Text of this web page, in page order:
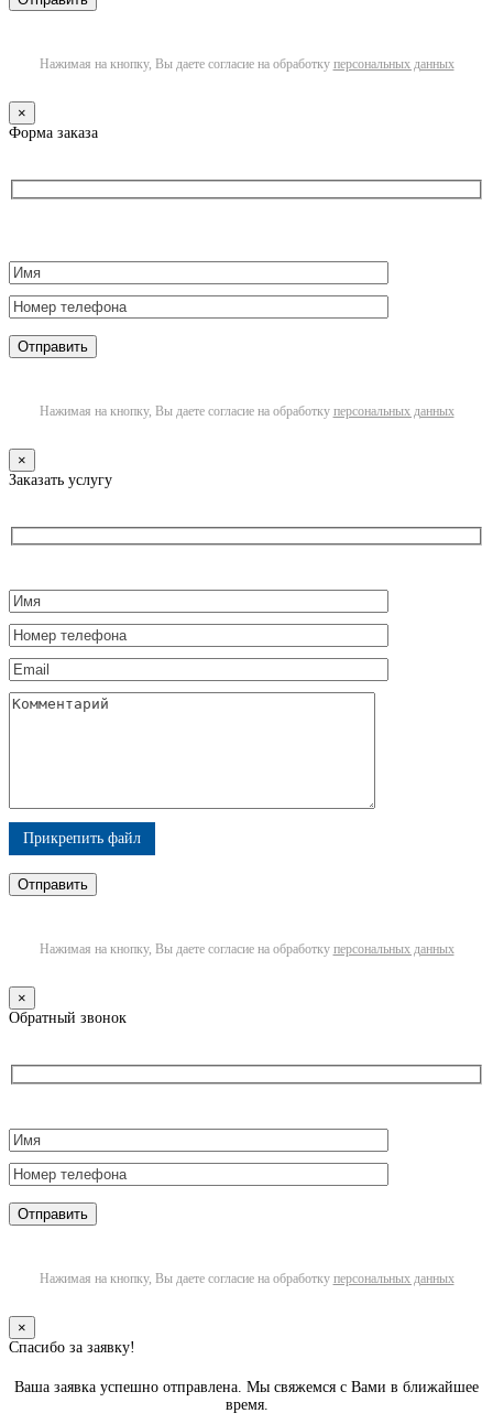
Нажимая на кнопку, Вы даете согласие на обработку персональных данных
×
Форма заказа
Нажимая на кнопку, Вы даете согласие на обработку персональных данных
×
Заказать услугу
Прикрепить файл
Нажимая на кнопку, Вы даете согласие на обработку персональных данных
×
Обратный звонок
Нажимая на кнопку, Вы даете согласие на обработку персональных данных
×
Спасибо за заявку!
Ваша заявка успешно отправлена. Мы свяжемся с Вами в ближайшее
время.